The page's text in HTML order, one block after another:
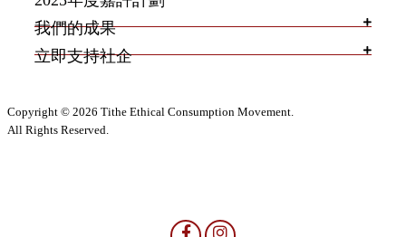
我們的成果
立即支持社企
Copyright © 2026 Tithe Ethical Consumption Movement.
All Rights Reserved.